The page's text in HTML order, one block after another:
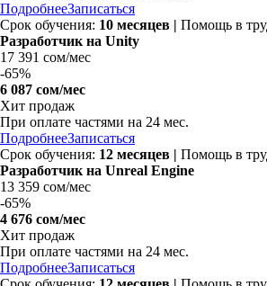
ПодробнееЗаписаться
Срок обучения: 10 месяцев | Помощь в
Разработчик на Unity
17 391 сом/мес
-65%
6 087 сом/мес
Хит продаж
При оплате частями на 24 мес.
ПодробнееЗаписаться
Срок обучения: 12 месяцев | Помощь в
Разработчик на Unreal Engine
13 359 сом/мес
-65%
4 676 сом/мес
Хит продаж
При оплате частями на 24 мес.
ПодробнееЗаписаться